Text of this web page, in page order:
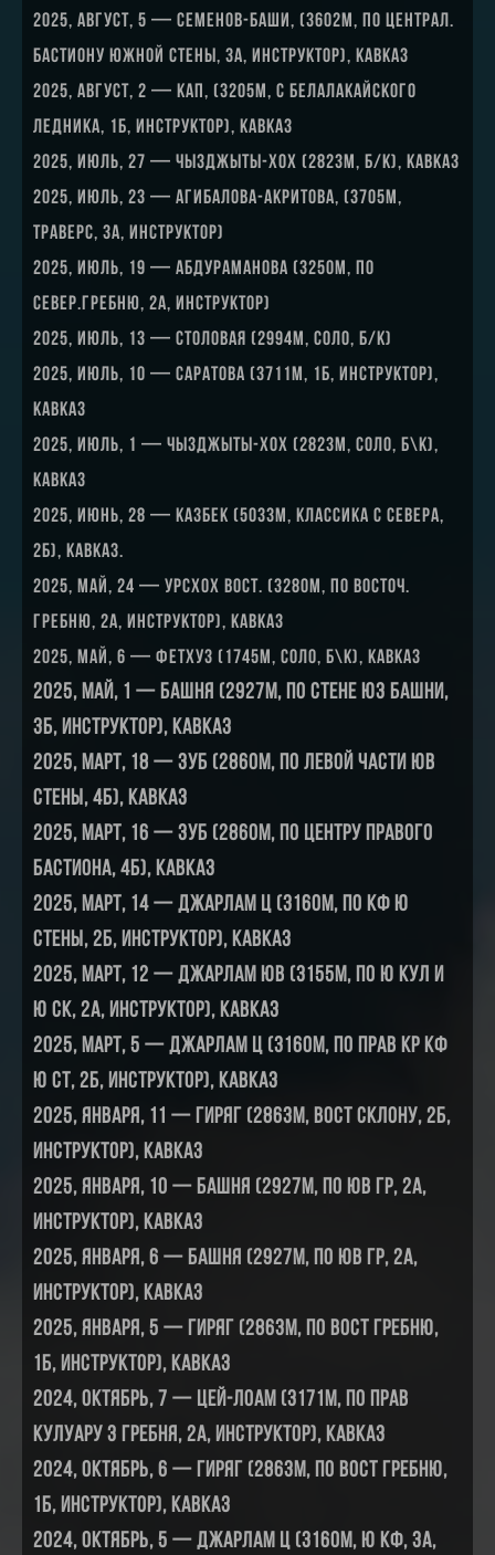
2025, август, 5 — Семенов-Баши, (3602м, по централ.
бастиону южной стены, 3А, инструктор), Кавказ
2025, август, 2 — Кап, (3205м, с белалакайского
ледника, 1Б, инструктор), Кавказ
2025, июль, 27 — Чызджыты-Хох (2823м, б/к), Кавказ
2025, июль, 23 — Агибалова-Акритова, (3705м,
траверс, 3А, инструктор)
2025, июль, 19 — Абдураманова (3250м, по
север.гребню, 2А, инструктор)
2025, июль, 13 — Столовая (2994м, соло, б/к)
2025, июль, 10 — Саратова (3711м, 1Б, инструктор),
Кавказ
2025, июль, 1 — Чызджыты-Хох (2823м, соло, б\к),
Кавказ
2025, июнь, 28 — Казбек (5033м, классика с севера,
2Б), Кавказ.
2025, май, 24 — Урсхох Вост. (3280м, по восточ.
гребню, 2А, инструктор), Кавказ
2025, май, 6 — Фетхуз (1745м, соло, б\к), Кавказ
2025, май, 1 — Башня (2927м, по стене юз башни,
3Б, инструктор), Кавказ
2025, март, 18 — Зуб (2860м, по левой части ЮВ
стены, 4Б), Кавказ
2025, март, 16 — Зуб (2860м, по центру правого
бастиона, 4Б), Кавказ
2025, март, 14 — Джарлам Ц (3160м, по кф ю
стены, 2Б, инструктор), Кавказ
2025, март, 12 — Джарлам ЮВ (3155м, по ю кул и
ю ск, 2А, инструктор), Кавказ
2025, март, 5 — Джарлам Ц (3160м, по прав кр кф
ю ст, 2Б, инструктор), Кавказ
2025, января, 11 — Гиряг (2863м, вост склону, 2Б,
инструктор), Кавказ
2025, января, 10 — Башня (2927м, по юв гр, 2А,
инструктор), Кавказ
2025, января, 6 — Башня (2927м, по юв гр, 2А,
инструктор), Кавказ
2025, января, 5 — Гиряг (2863м, по вост гребню,
1Б, инструктор), Кавказ
2024, октябрь, 7 — Цей-Лоам (3171м, по прав
кулуару з гребня, 2А, инструктор), Кавказ
2024, октябрь, 6 — Гиряг (2863м, по вост гребню,
1Б, инструктор), Кавказ
2024, октябрь, 5 — Джарлам Ц (3160м, ю кф, 3А,